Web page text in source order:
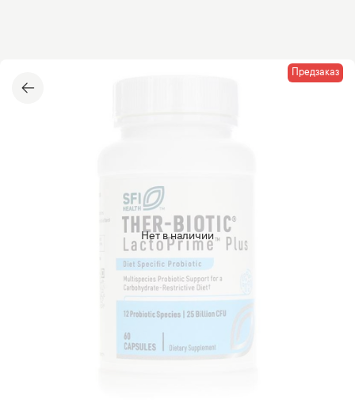
Нет в наличии
Предзаказ